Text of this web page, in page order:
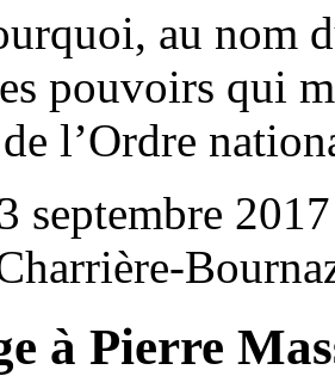
au nom
pouvoirs qui
l’Ordre
septembre 2017
à Pierre